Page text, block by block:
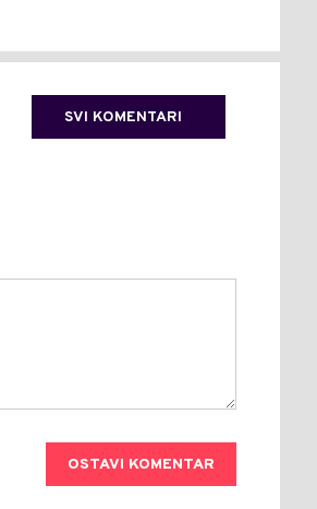
SVI KOMENTARI
OSTAVI KOMENTAR